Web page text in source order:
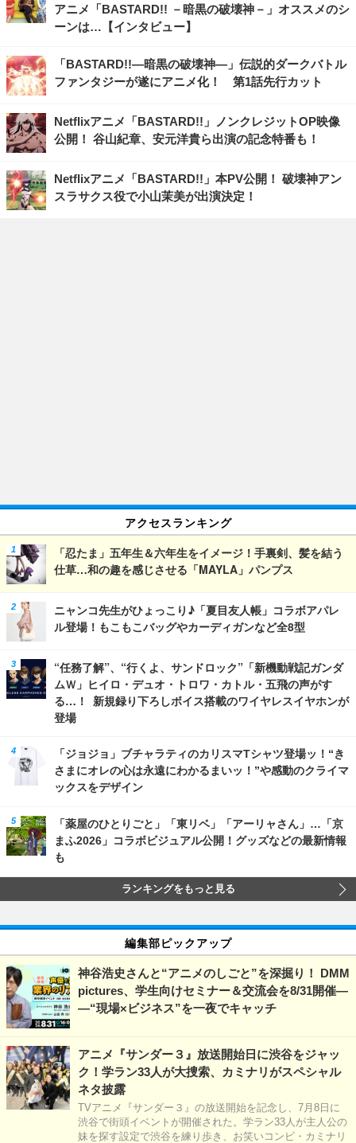
アニメ「BASTARD!! －暗黒の破壊神－」オススメのシ
ーンは…【インタビュー】
「BASTARD!!―暗黒の破壊神―」伝説的ダークバトル
ファンタジーが遂にアニメ化！ 第1話先行カット
Netflixアニメ「BASTARD!!」ノンクレジットOP映像
公開！ 谷山紀章、安元洋貴ら出演の記念特番も！
Netflixアニメ「BASTARD!!」本PV公開！ 破壊神アン
スラサクス役で小山茉美が出演決定！
アクセスランキング
「忍たま」五年生＆六年生をイメージ！手裏剣、髪を結う
仕草…和の趣を感じさせる「MAYLA」パンプス
ニャンコ先生がひょっこり♪「夏目友人帳」コラボアパレ
ル登場！もこもこバッグやカーディガンなど全8型
“任務了解”、“行くよ、サンドロック”「新機動戦記ガンダ
ムＷ」ヒイロ・デュオ・トロワ・カトル・五飛の声がす
る…！ 新規録り下ろしボイス搭載のワイヤレスイヤホンが
登場
「ジョジョ」ブチャラティのカリスマTシャツ登場ッ！“き
さまにオレの心は永遠にわかるまいッ！”や感動のクライマ
ックスをデザイン
「薬屋のひとりごと」「東リベ」「アーリャさん」…「京
まふ2026」コラボビジュアル公開！グッズなどの最新情報
も
ランキングをもっと見る
編集部ピックアップ
神谷浩史さんと“アニメのしごと”を深掘り！ DMM
pictures、学生向けセミナー＆交流会を8/31開催―
―“現場×ビジネス”を一夜でキャッチ
アニメ『サンダー３』放送開始日に渋谷をジャッ
ク！学ラン33人が大捜索、カミナリがスペシャル
ネタ披露
TVアニメ『サンダー３』の放送開始を記念し、7月8日に
渋谷で街頭イベントが開催された。学ラン33人が主人公の
妹を探す設定で渋谷を練り歩き、お笑いコンビ・カミナリ